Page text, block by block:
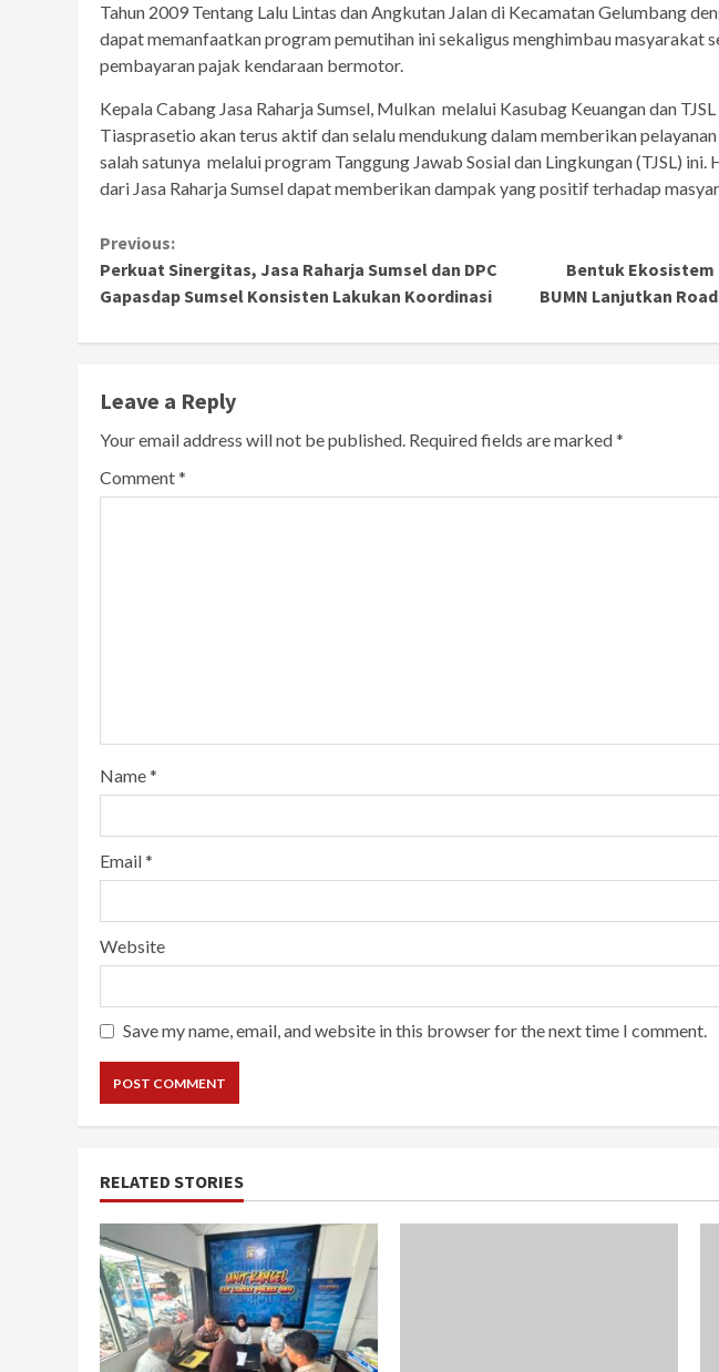
Tahun 2009 Tentang Lalu Lintas dan Angkutan Jalan di Kecamatan Gelumbang
dapat memanfaatkan program pemutihan ini sekaligus menghimbau masyarakat
pembayaran pajak kendaraan bermotor.
Kepala Cabang Jasa Raharja Sumsel, Mulkan melalui Kasubag Keuangan dan TJSL
Tiasprasetio akan terus aktif dan selalu mendukung dalam memberikan
salah satunya melalui program Tanggung Jawab Sosial dan Lingkungan (TJSL) ini.
dari Jasa Raharja Sumsel dapat memberikan dampak yang positif terhadap
Continue
Reading
Previous:
Perkuat Sinergitas, Jasa Raharja Sumsel dan DPC
Gapasdap Sumsel Konsisten Lakukan Koordinasi
Bentuk Ekosistem
BUMN Lanjutkan
Leave a Reply
Your email address will not be published. Required fields are marked*
Comment*
Name*
Email*
Website
Save my name, email, and website in this browser for the next time I comment.
RELATED STORIES